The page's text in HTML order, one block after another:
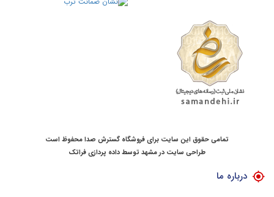
تمامی حقوق این سایت برای فروشگاه گسترش صدا محفوظ است
طراحی سایت در مشهد توسطداده پردازی فراتک
درباره ما